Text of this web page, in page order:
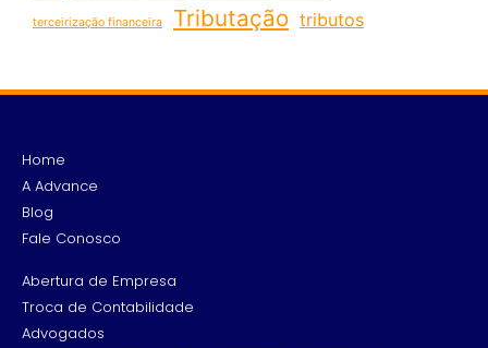
terceirização financeira Tributação tributos
Home
A Advance
Blog
Fale Conosco
Abertura de Empresa
Troca de Contabilidade
Advogados